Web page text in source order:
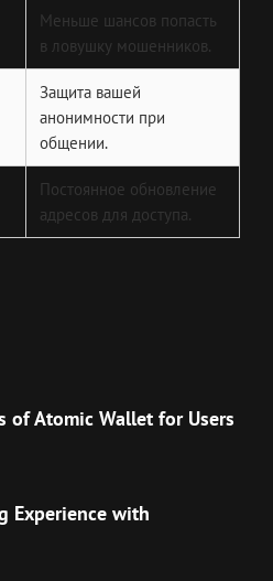
Меньше шансов попасть
в ловушку мошенников.
Защита вашей
анонимности при
общении.
Постоянное обновление
адресов для доступа.
of Atomic Wallet for Users
Experience with